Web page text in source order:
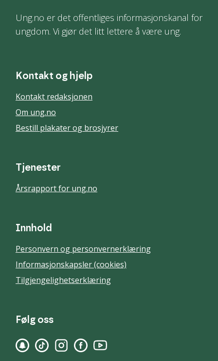
Ung.no er det offentliges informasjonskanal for
ungdom. Vi gjør det litt lettere å være ung.
Kontakt og hjelp
Kontakt redaksjonen
Om ung.no
Bestill plakater og brosjyrer
Tjenester
Årsrapport for ung.no
Innhold
Personvern og personvernerklæring
Informasjonskapsler (cookies)
Tilgjengelighetserklæring
Følg oss